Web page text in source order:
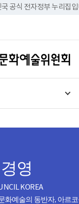
공식 전자정부 누리집
영
KOREA
화예술의 동반자, 아르코